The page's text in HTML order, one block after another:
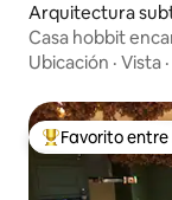
Arquitectura
ey
Casa hobbit
Ubicación · Vista ·
Favorito entre
Favorito